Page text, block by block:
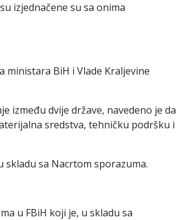
izjednačene su sa onima
ministara BiH i Vlade Kraljevine
između dvije države, navedeno je da
sredstva, tehničku podršku i
sa Nacrtom sporazuma.
u FBiH koji je, u skladu sa